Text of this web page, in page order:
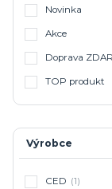
Novinka
Akce
Doprava
TOP produkt
Výrobce
CED (1)